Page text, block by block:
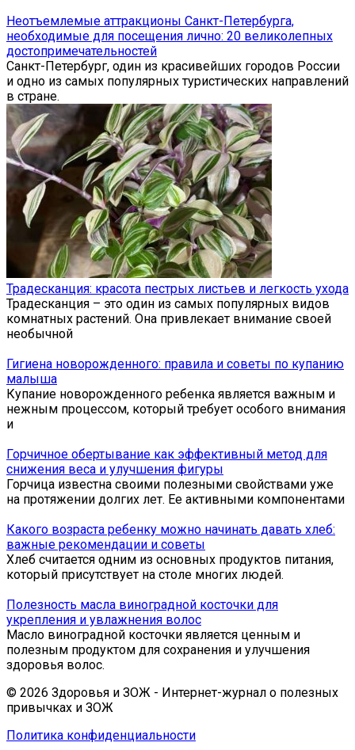
Неотъемлемые аттракционы Санкт-Петербурга,
необходимые для посещения лично: 20 великолепных
достопримечательностей
Санкт-Петербург, один из красивейших городов России
и одно из самых популярных туристических направлений
в стране.
Традесканция: красота пестрых листьев и легкость ухода
Традесканция – это один из самых популярных видов
комнатных растений. Она привлекает внимание своей
необычной
Гигиена новорожденного: правила и советы по купанию
малыша
Купание новорожденного ребенка является важным и
нежным процессом, который требует особого внимания
и
Горчичное обертывание как эффективный метод для
снижения веса и улучшения фигуры
Горчица известна своими полезными свойствами уже
на протяжении долгих лет. Ее активными компонентами
Какого возраста ребенку можно начинать давать хлеб:
важные рекомендации и советы
Хлеб считается одним из основных продуктов питания,
который присутствует на столе многих людей.
Полезность масла виноградной косточки для
укрепления и увлажнения волос
Масло виноградной косточки является ценным и
полезным продуктом для сохранения и улучшения
здоровья волос.
© 2026 Здоровья и ЗОЖ - Интернет-журнал о полезных
привычках и ЗОЖ
Политика конфиденциальности